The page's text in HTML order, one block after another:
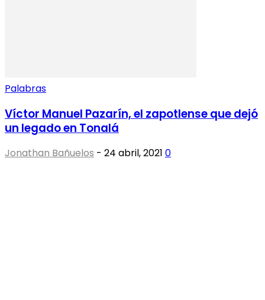
Palabras
Víctor Manuel Pazarín, el zapotlense que dejó
un legado en Tonalá
Jonathan Bañuelos - 24 abril, 2021 0